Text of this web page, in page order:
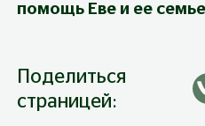
помощь Еве и ее
Поделиться
страницей: